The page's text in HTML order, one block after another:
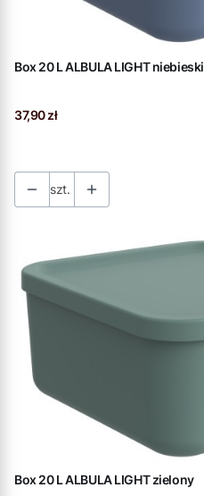
Box 20 L ALBULA LIGHT niebieski
Cena
37,90 zł
szt.
Box 20 L ALBULA LIGHT zielony